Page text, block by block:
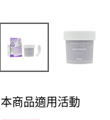
本商品適用活動